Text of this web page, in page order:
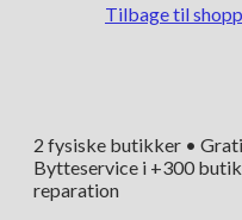
Tilbage til
2 fysiske butikker •
Bytteservice i +300
reparation